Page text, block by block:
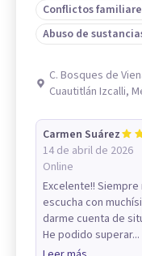
Conflictos
Abuso de
C. Bosques de
Cuautitlán Izcalli,
Carmen Suárez
14 de abril de 2026
Online
Excelente!!
escucha con
darme cuenta de
He podido superar...